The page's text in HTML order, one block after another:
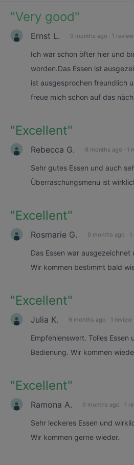
"Very good"
Ernst L. 9 months ago · 1 review
Ich war schon öfter hier und
worden.Das Essen ist
ist ausgesprochen freundlich
freue mich schon auf das
"Excellent"
Rebecca G. 9 months ago · 1
Sehr gutes Essen und auch
Überraschungsmenu ist
"Excellent"
Rosmarie G. 9 months ago · 1
Das Essen war
Wir kommen bestimmt bald
"Excellent"
Julia K. 9 months ago · 1 review
Empfehlenswert. Tolles Essen
Bedienung. Wir kommen
"Excellent"
Ramona A. 9 months ago · 1
Sehr leckeres Essen und
Wir kommen gerne wieder.